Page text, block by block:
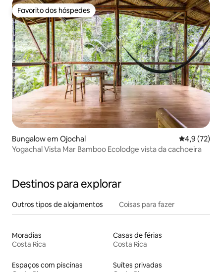
Favorito dos hóspedes
Favorito dos hóspedes
Bungalow em Ojochal
4,9 (72)
Yogachal Vista Mar Bamboo Ecolodge vista da cachoeira
Destinos para explorar
Outros tipos de alojamentos Coisas para fazer
Moradias
Costa Rica
Casas de férias
Costa Rica
Espaços com piscinas
Suítes privadas